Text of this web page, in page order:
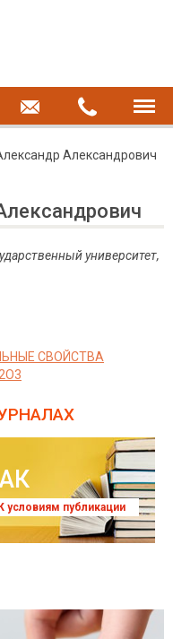
Александрович
университет,
СВОЙСТВА
условиям публикации